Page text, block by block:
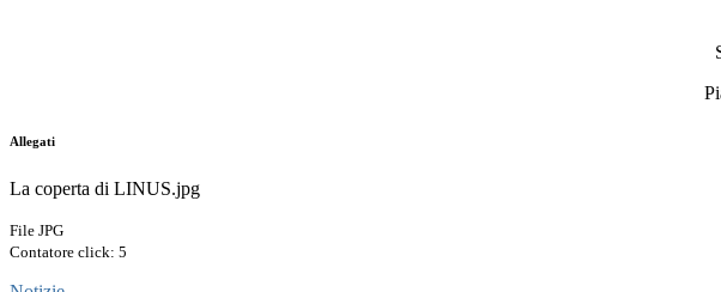
Allegati
La coperta di LINUS.jpg
File JPG
Contatore click: 5